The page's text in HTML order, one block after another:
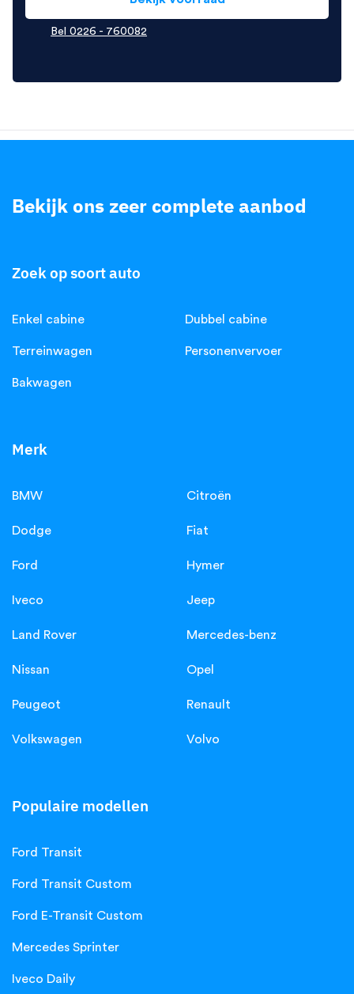
Bel 0226 - 760082
Bekijk ons zeer complete aanbod
Zoek op soort auto
Enkel cabine Dubbel cabine
Terreinwagen Personenvervoer
Bakwagen
Merk
BMW Citroën
Dodge Fiat
Ford Hymer
Iveco Jeep
Land Rover Mercedes-benz
Nissan Opel
Peugeot Renault
Volkswagen Volvo
Populaire modellen
Ford Transit
Ford Transit Custom
Ford E-Transit Custom
Mercedes Sprinter
Iveco Daily